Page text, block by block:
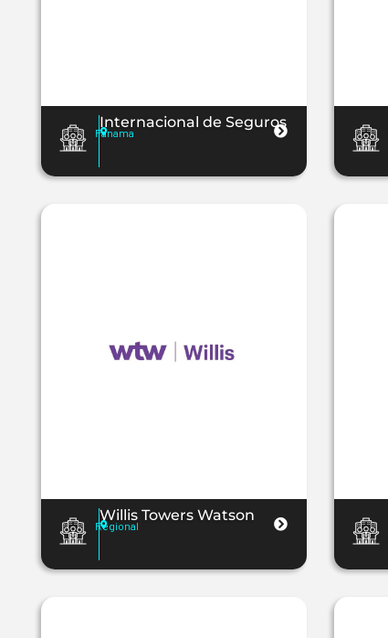
Internacional de Seguros
Panama
Willis Towers Watson
Regional